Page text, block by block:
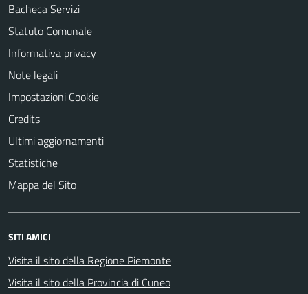
Bacheca Servizi
Statuto Comunale
Informativa privacy
Note legali
Impostazioni Cookie
Credits
Ultimi aggiornamenti
Statistiche
Mappa del Sito
SITI AMICI
Visita il sito della Regione Piemonte
Visita il sito della Provincia di Cuneo